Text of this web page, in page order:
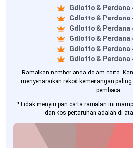
Gdlotto & Perdana
Gdlotto & Perdana
Gdlotto & Perdana
Gdlotto & Perdana
Gdlotto & Perdana
Gdlotto & Perdana
Ramalkan nombor anda dalam carta.
menyenaraikan rekod kemenangan
pembaca.
*Tidak menyimpan carta ramalan ini
dan kos pertaruhan adalah di